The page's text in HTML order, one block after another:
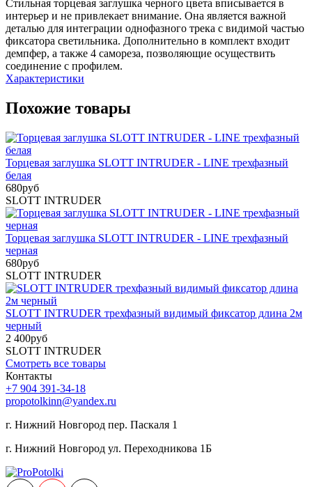
Стильная торцевая заглушка черного цвета вписывается в
интерьер и не привлекает внимание. Она является важной
деталью для интеграции однофазного трека с видимой частью
фиксатора светильника. Дополнительно в комплект входит
демпфер, а также 4 самореза, позволяющие осуществить
соединение с профилем.
Характеристики
Похожие товары
Торцевая заглушка SLOTT INTRUDER - LINE трехфазный
белая
680руб
SLOTT INTRUDER
Торцевая заглушка SLOTT INTRUDER - LINE трехфазный
черная
680руб
SLOTT INTRUDER
SLOTT INTRUDER трехфазный видимый фиксатор длина 2м
черный
2 400руб
SLOTT INTRUDER
Смотреть все товары
Контакты
+7 904 391-34-18
propotolkinn@yandex.ru
г. Нижний Новгород пер. Паскаля 1
г. Нижний Новгород ул. Переходникова 1Б